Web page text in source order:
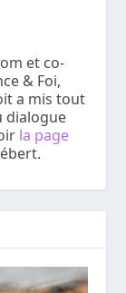
et co-
& Foi,
a mis tout
dialogue
la page